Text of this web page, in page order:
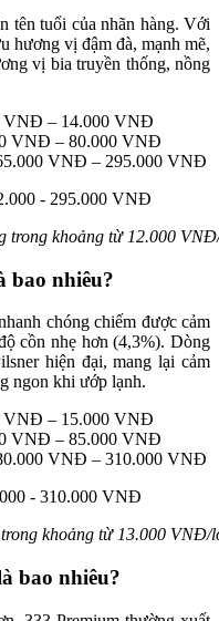
tên tuổi của nhãn hàng. Với
hương vị đậm đà, mạnh mẽ,
vị bia truyền thống, nồng
VNĐ – 14.000 VNĐ
VNĐ – 80.000 VNĐ
VNĐ – 295.000 VNĐ
trong khoảng từ 12.000
bao nhiêu?
chóng chiếm được cảm
cồn nhẹ hơn (4,3%). Dòng
hiện đại, mang lại cảm
ngon khi ướp lạnh.
VNĐ – 15.000 VNĐ
VNĐ – 85.000 VNĐ
VNĐ – 310.000 VNĐ
khoảng từ 13.000
bao nhiêu?